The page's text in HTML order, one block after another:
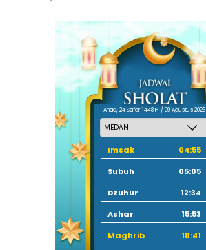
Ahad, 24 Safar 1448 H / 09 Agustus 2026
Imsak
04:55
Subuh
05:05
Dzuhur
12:34
Ashar
15:53
Maghrib
18:41